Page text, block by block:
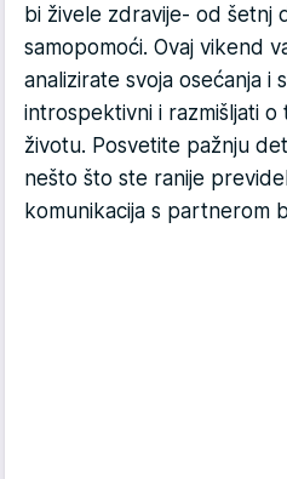
bi živele zdravije- od šetnj
samopomoći. Ovaj vikend
analizirate svoja osećanja i
introspektivni i razmišljati
životu. Posvetite pažnju
nešto što ste ranije
komunikacija s partnerom